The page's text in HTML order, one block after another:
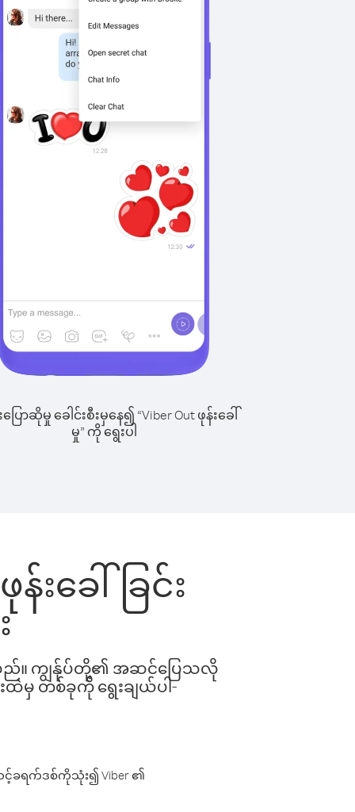
ြောဆိုမှု ခေါင်းစီးမှနေ၍ “Viber Out ဖုန်းခေါ်
မှု” ကို ရွေးပါ
းခေါ်ခြင်း
ါသည်။ ကျွန်ုပ်တို့၏ အဆင်ပြေသလို
ထဲမှ တစ်ခုကို ရွေးချယ်ပါ-
ခရက်ဒစ်ကိုသုံး၍ Viber ၏